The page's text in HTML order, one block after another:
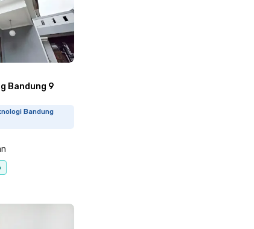
Bandung 9
Bandung